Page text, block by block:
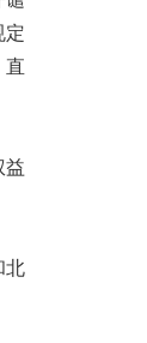
定
直
益
北